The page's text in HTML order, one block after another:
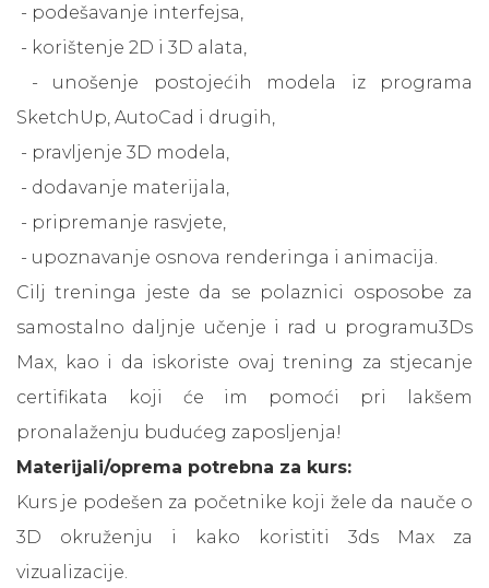
- podešavanje interfejsa,
- korištenje 2D i 3D alata,
- unošenje postojećih modela iz programa
SketchUp, AutoCad i drugih,
- pravljenje 3D modela,
- dodavanje materijala,
- pripremanje rasvjete,
- upoznavanje osnova renderinga i animacija.
Cilj treninga jeste da se polaznici osposobe za
samostalno daljnje učenje i rad u programu3Ds
Max, kao i da iskoriste ovaj trening za stjecanje
certifikata koji će im pomoći pri lakšem
pronalaženju budućeg zaposljenja!
Materijali/oprema potrebna za kurs:
Kurs je podešen za početnike koji žele da nauče o
3D okruženju i kako koristiti 3ds Max za
vizualizacije.